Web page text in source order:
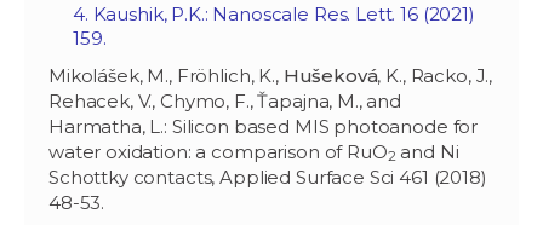
4. Kaushik, P.K.: Nanoscale Res. Lett. 16 (2021)
159.
Mikolášek, M., Fröhlich, K., Hušeková, K., Racko, J.,
Rehacek, V., Chymo, F., Ťapajna, M., and
Harmatha, L.: Silicon based MIS photoanode for
water oxidation: a comparison of RuO2 and Ni
Schottky contacts, Applied Surface Sci 461 (2018)
48-53.